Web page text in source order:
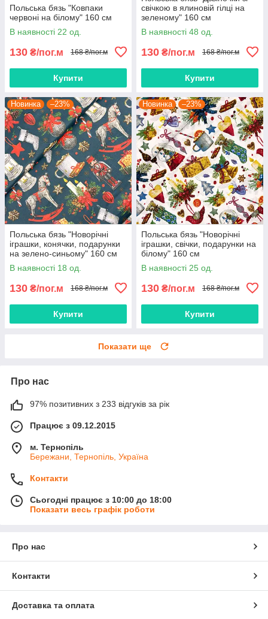
Польська бязь "Ковпаки
червоні на білому" 160 см
В наявності 22 од.
130 ₴/пог.м 168 ₴/пог.м
Купити
свічкою в ялиновій гілці на
зеленому" 160 см
В наявності 48 од.
130 ₴/пог.м 168 ₴/пог.м
Купити
Новинка –23%
Польська бязь "Новорічні
іграшки, конячки, подарунки
на зелено-синьому" 160 см
В наявності 18 од.
130 ₴/пог.м 168 ₴/пог.м
Купити
Новинка –23%
Польська бязь "Новорічні
іграшки, свічки, подарунки на
білому" 160 см
В наявності 25 од.
130 ₴/пог.м 168 ₴/пог.м
Купити
Показати ще
Про нас
97% позитивних з 233 відгуків за рік
Працює з 09.12.2015
м. Тернопіль
Бережани, Тернопіль, Україна
Контакти
Сьогодні працює з 10:00 до 18:00
Показати весь графік роботи
Про нас
Контакти
Доставка та оплата